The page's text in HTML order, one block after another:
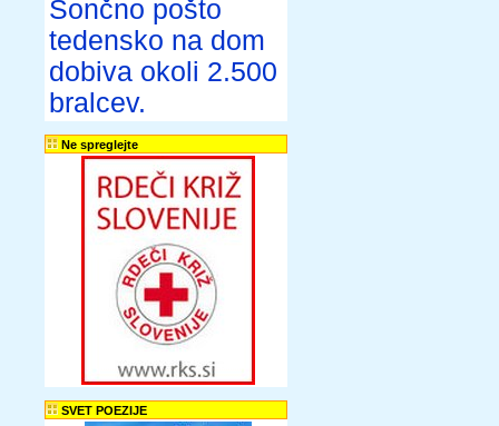
Sončno pošto
tedensko na dom
dobiva okoli 2.500
bralcev.
Ne spreglejte
SVET POEZIJE